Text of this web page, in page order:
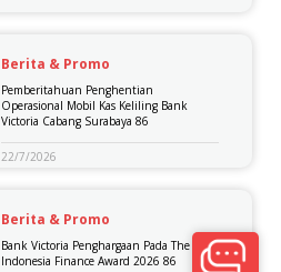
Berita & Promo
Pemberitahuan Penghentian
Operasional Mobil Kas Keliling Bank
Victoria Cabang Surabaya 86
22/7/2026
Berita & Promo
Bank Victoria Penghargaan Pada The Best
Indonesia Finance Award 2026 86